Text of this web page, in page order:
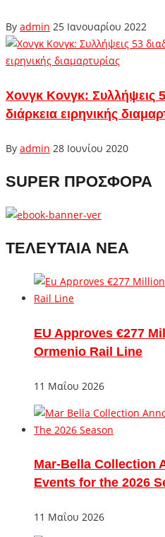
By admin 25 Ιανουαρίου 2022
Χονγκ Κονγκ: Συλλήψεις
διάρκεια ειρηνικής
By admin 28 Ιουνίου 2020
SUPER ΠΡΟΣΦΟΡΑ
ΤΕΛΕΥΤΑΙΑ ΝΕΑ
EU Approves €277
Ormenio Rail Line
11 Μαΐου 2026
Mar-Bella Collection
Events for the 2026
11 Μαΐου 2026